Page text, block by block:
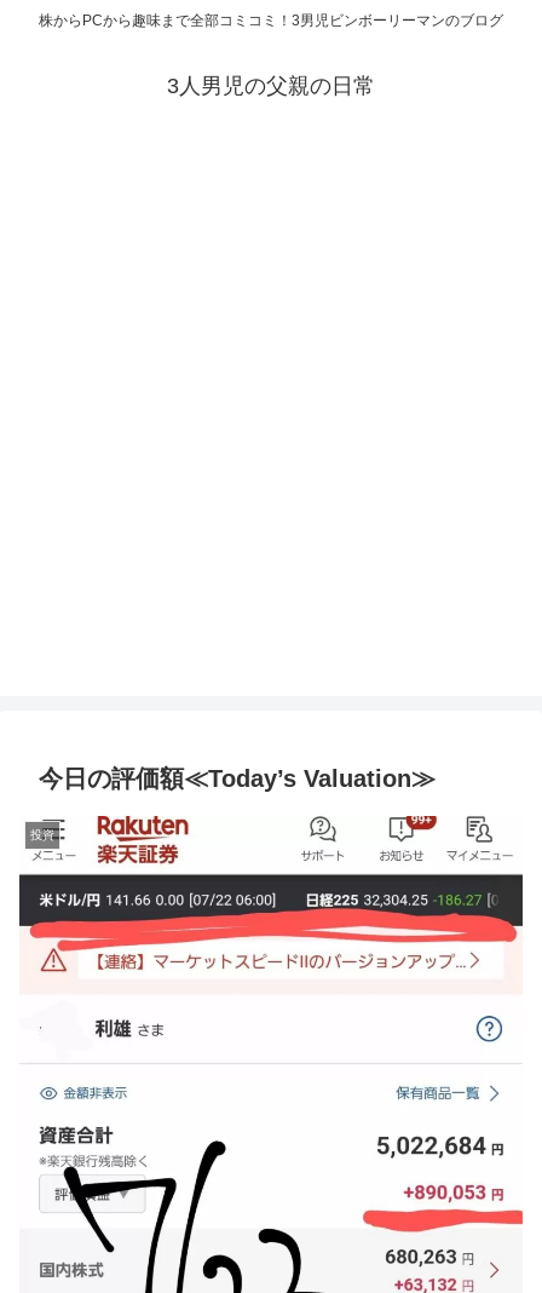
株からPCから趣味まで全部コミコミ！3男児ビンボーリーマンのブログ
3人男児の父親の日常
今日の評価額≪Today’s Valuation≫
投資